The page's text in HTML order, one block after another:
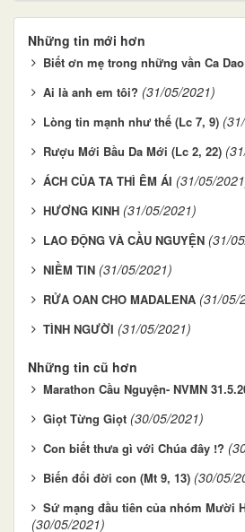
Những tin mới hơn
Biết ơn mẹ trong những vần Ca Dao
Ai là anh em tôi? (31/05/2021)
Lòng tin mạnh như thế (Lc 7, 9)
Rượu Mới Bầu Da Mới (Lc 2, 22)
ÁCH CỦA TA THÌ ÊM ÁI (31/05/
HƯƠNG KINH (31/05/2021)
LAO ĐỘNG VÀ CẦU NGUYỆN (31/
NIỀM TIN (31/05/2021)
RỬA OAN CHO MADALENA (31/05/
TÌNH NGƯỜI (31/05/2021)
Những tin cũ hơn
Marathon Cầu Nguyện- NVMN
Giọt Từng Giọt (30/05/2021)
Con biết thưa gì với Chúa đây !?
Biến đổi đời con (Mt 9, 13) (30/05/
Sứ mạng đầu tiên của nhóm Mười
(30/05/2021)